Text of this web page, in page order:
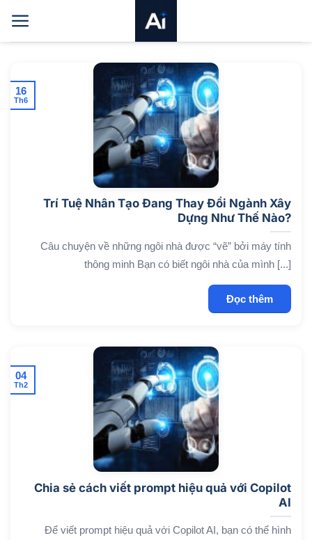
qua
nội
Trí Tuệ Nhân Tạo Đang Thay Đổi Ngành Xây
Dựng Như Thế Nào?
Câu chuyện về những ngôi nhà được “vẽ” bởi máy tính
thông minh Bạn có biết ngôi nhà của mình [...]
Đọc thêm
16
Th6
Chia sẻ cách viết prompt hiệu quả với Copilot
AI
Để viết prompt hiệu quả với Copilot AI, bạn có thể hình
04
Th2